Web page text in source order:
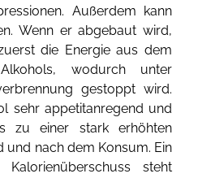
Außerdem kann
Wenn er abgebaut wird,
die Energie aus dem
wodurch unter
gestoppt wird.
sehr appetitanregend und
zu einer stark erhöhten
und nach dem Konsum. Ein
steht